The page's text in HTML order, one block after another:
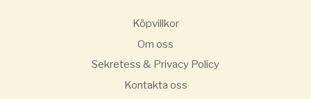
Köpvillkor
Om oss
Sekretess & Privacy Policy
Kontakta oss